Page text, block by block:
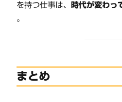
を持つ仕事は、
時代が変わっ
。
まとめ